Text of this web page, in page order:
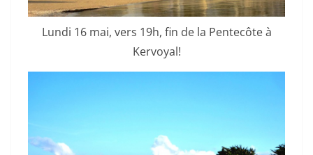
Lundi 16 mai, vers 19h, fin de la Pentecôte à
Kervoyal!